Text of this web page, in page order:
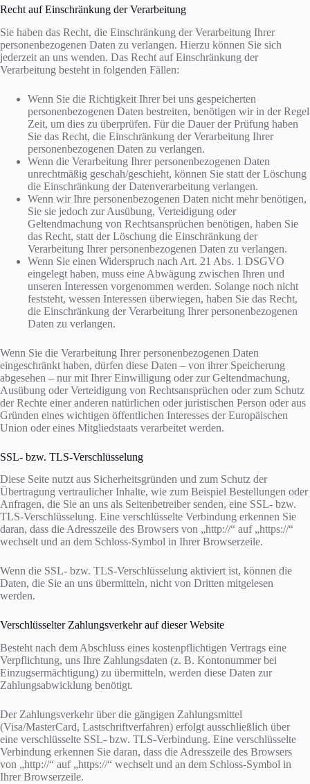
Recht auf Einschränkung der Verarbeitung
Sie haben das Recht, die Einschränkung der Verarbeitung Ihrer
personenbezogenen Daten zu verlangen. Hierzu können Sie sich
jederzeit an uns wenden. Das Recht auf Einschränkung der
Verarbeitung besteht in folgenden Fällen:
Wenn Sie die Richtigkeit Ihrer bei uns gespeicherten
personenbezogenen Daten bestreiten, benötigen wir in der Regel
Zeit, um dies zu überprüfen. Für die Dauer der Prüfung haben
Sie das Recht, die Einschränkung der Verarbeitung Ihrer
personenbezogenen Daten zu verlangen.
Wenn die Verarbeitung Ihrer personenbezogenen Daten
unrechtmäßig geschah/geschieht, können Sie statt der Löschung
die Einschränkung der Datenverarbeitung verlangen.
Wenn wir Ihre personenbezogenen Daten nicht mehr benötigen,
Sie sie jedoch zur Ausübung, Verteidigung oder
Geltendmachung von Rechtsansprüchen benötigen, haben Sie
das Recht, statt der Löschung die Einschränkung der
Verarbeitung Ihrer personenbezogenen Daten zu verlangen.
Wenn Sie einen Widerspruch nach Art. 21 Abs. 1 DSGVO
eingelegt haben, muss eine Abwägung zwischen Ihren und
unseren Interessen vorgenommen werden. Solange noch nicht
feststeht, wessen Interessen überwiegen, haben Sie das Recht,
die Einschränkung der Verarbeitung Ihrer personenbezogenen
Daten zu verlangen.
Wenn Sie die Verarbeitung Ihrer personenbezogenen Daten
eingeschränkt haben, dürfen diese Daten – von ihrer Speicherung
abgesehen – nur mit Ihrer Einwilligung oder zur Geltendmachung,
Ausübung oder Verteidigung von Rechtsansprüchen oder zum Schutz
der Rechte einer anderen natürlichen oder juristischen Person oder aus
Gründen eines wichtigen öffentlichen Interesses der Europäischen
Union oder eines Mitgliedstaats verarbeitet werden.
SSL- bzw. TLS-Verschlüsselung
Diese Seite nutzt aus Sicherheitsgründen und zum Schutz der
Übertragung vertraulicher Inhalte, wie zum Beispiel Bestellungen oder
Anfragen, die Sie an uns als Seitenbetreiber senden, eine SSL- bzw.
TLS-Verschlüsselung. Eine verschlüsselte Verbindung erkennen Sie
daran, dass die Adresszeile des Browsers von „http://“ auf „https://“
wechselt und an dem Schloss-Symbol in Ihrer Browserzeile.
Wenn die SSL- bzw. TLS-Verschlüsselung aktiviert ist, können die
Daten, die Sie an uns übermitteln, nicht von Dritten mitgelesen
werden.
Verschlüsselter Zahlungsverkehr auf dieser Website
Besteht nach dem Abschluss eines kostenpflichtigen Vertrags eine
Verpflichtung, uns Ihre Zahlungsdaten (z. B. Kontonummer bei
Einzugsermächtigung) zu übermitteln, werden diese Daten zur
Zahlungsabwicklung benötigt.
Der Zahlungsverkehr über die gängigen Zahlungsmittel
(Visa/MasterCard, Lastschriftverfahren) erfolgt ausschließlich über
eine verschlüsselte SSL- bzw. TLS-Verbindung. Eine verschlüsselte
Verbindung erkennen Sie daran, dass die Adresszeile des Browsers
von „http://“ auf „https://“ wechselt und an dem Schloss-Symbol in
Ihrer Browserzeile.